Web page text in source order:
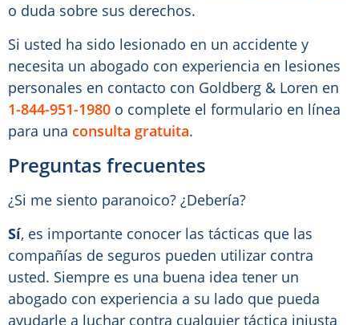
o duda sobre sus derechos.
Si usted ha sido lesionado en un accidente y
necesita un abogado con experiencia en lesiones
personales en contacto con Goldberg & Loren en
1-844-951-1980 o complete el formulario en línea
para una consulta gratuita.
Preguntas frecuentes
¿Si me siento paranoico? ¿Debería?
Sí, es importante conocer las tácticas que las
compañías de seguros pueden utilizar contra
usted. Siempre es una buena idea tener un
abogado con experiencia a su lado que pueda
ayudarle a luchar contra cualquier táctica injusta